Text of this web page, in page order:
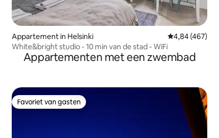
Appartement in Helsinki Gemiddelde
4,84 (467)
White&bright studio - 10 min van de stad - WiFi
Appartementen met een zwembad
Favoriet van gasten
Favoriet van gasten